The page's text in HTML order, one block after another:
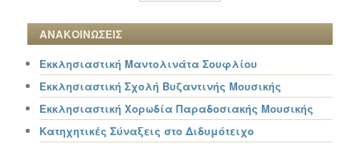
ΑΝΑΚΟΙΝΩΣΕΙΣ
Εκκλησιαστική Μαντολινάτα Σουφλίου
Εκκλησιαστική Σχολή Βυζαντινής Μουσικής
Εκκλησιαστική Χορωδία Παραδοσιακής Μουσικής
Κατηχητικές Σύναξεις στο Διδυμότειχο